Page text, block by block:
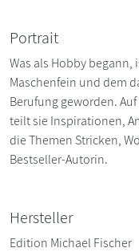
Portrait
Was als Hobby begann,
Maschenfein und dem
Berufung geworden.
teilt sie Inspirationen,
die Themen Stricken,
Bestseller-Autorin.
Hersteller
Edition Michael Fischer